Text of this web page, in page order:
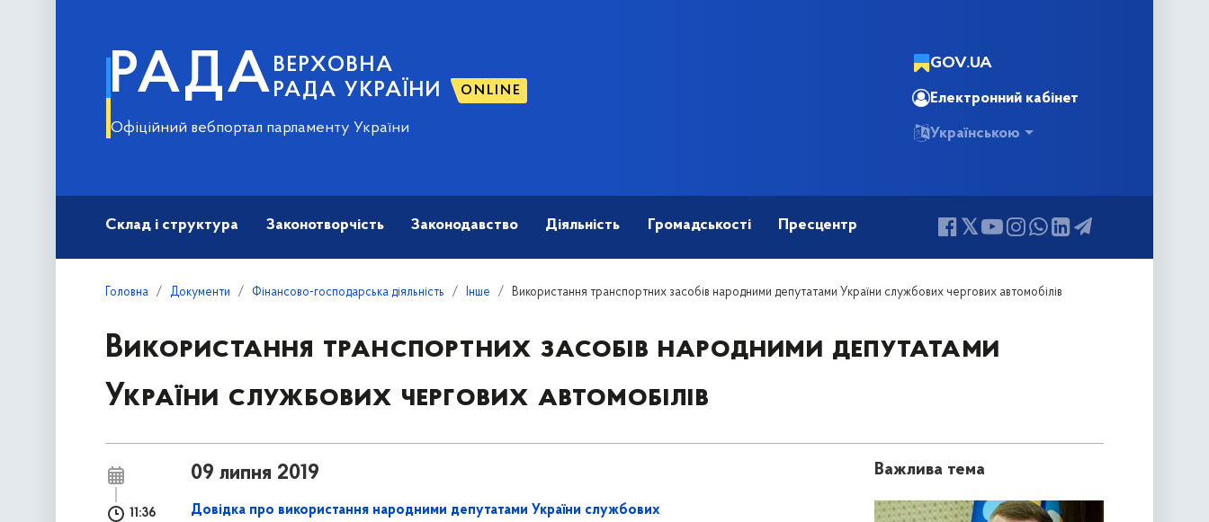
РАДА ВЕРХОВНА
РАДА УКРАЇНИ
ONLINE
Офіційний вебпортал парламенту України
GOV.UA
Електронний кабінет
Українською
Склад і структура Законотворчість Законодавство Діяльність Громадськості Пресцентр
Головна Документи Фінансово-господарська діяльність Інше Використання транспортних засобів народними депутатами України службових чергових автомобілів
Використання транспортних засобів народними депутатами
України службових чергових автомобілів
09 липня 2019
11:36
Довідка про використання народними депутатами України службових
Важлива тема